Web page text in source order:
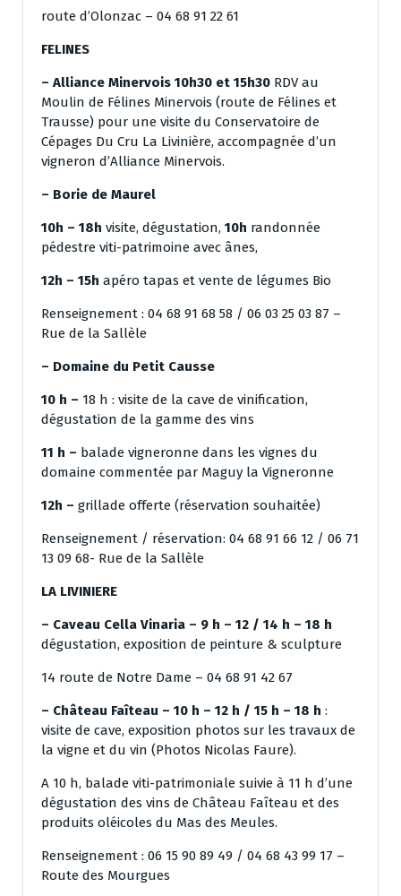
route d’Olonzac – 04 68 91 22 61
FELINES
– Alliance Minervois 10h30 et 15h30 RDV au
Moulin de Félines Minervois (route de Félines et
Trausse) pour une visite du Conservatoire de
Cépages Du Cru La Livinière, accompagnée d’un
vigneron d’Alliance Minervois.
– Borie de Maurel
10h – 18h visite, dégustation, 10h randonnée
pédestre viti-patrimoine avec ânes,
12h – 15h apéro tapas et vente de légumes Bio
Renseignement : 04 68 91 68 58 / 06 03 25 03 87 –
Rue de la Sallèle
– Domaine du Petit Causse
10 h – 18 h : visite de la cave de vinification,
dégustation de la gamme des vins
11 h – balade vigneronne dans les vignes du
domaine commentée par Maguy la Vigneronne
12h – grillade offerte (réservation souhaitée)
Renseignement / réservation: 04 68 91 66 12 / 06 71
13 09 68- Rue de la Sallèle
LA LIVINIERE
– Caveau Cella Vinaria – 9 h – 12 / 14 h – 18 h
dégustation, exposition de peinture & sculpture
14 route de Notre Dame – 04 68 91 42 67
– Château Faîteau – 10 h – 12 h / 15 h – 18 h :
visite de cave, exposition photos sur les travaux de
la vigne et du vin (Photos Nicolas Faure).
A 10 h, balade viti-patrimoniale suivie à 11 h d’une
dégustation des vins de Château Faîteau et des
produits oléicoles du Mas des Meules.
Renseignement : 06 15 90 89 49 / 04 68 43 99 17 –
Route des Mourgues